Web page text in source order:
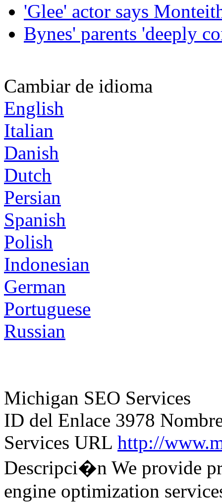
'Glee' actor says
Bynes' parents 'deeply
Cambiar de idioma
English
Italian
Danish
Dutch
Persian
Spanish
Polish
Indonesian
German
Portuguese
Russian
Michigan SEO Services
ID del Enlace 3978
Services URL http://
Descripci�n We provide
engine optimization